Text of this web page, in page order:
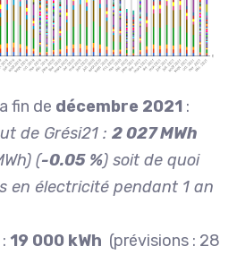
fin de décembre 2021 :
de Grési21 : 2 027 MWh
(-0.05 %) soit de quoi
en électricité pendant 1 an
19 000 kWh (prévisions : 28